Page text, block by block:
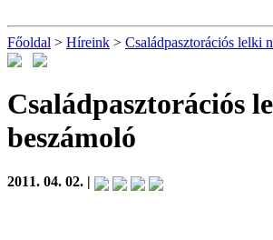
Főoldal > Híreink > Családpasztorációs lelki
Családpasztorációs
beszámoló
2011. 04. 02. |